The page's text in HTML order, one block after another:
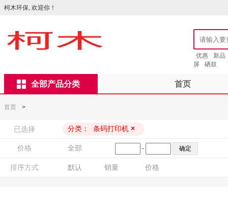
柯木环保, 欢迎你！
优惠
新品
屏
硒鼓
全部产品分类 首页
首页 >
已选择 分类： 条码打印机 ×
价格 全部 -
排序方式 默认 销量 价格